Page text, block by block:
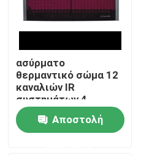
Βίντεο
Περίπου εμείς
Γύρος εργοστασίων
ασύρματο
θερμαντικό σώμα 12
καναλιών IR
συστημάτων 4
ομιλητών PA
Αποστολή